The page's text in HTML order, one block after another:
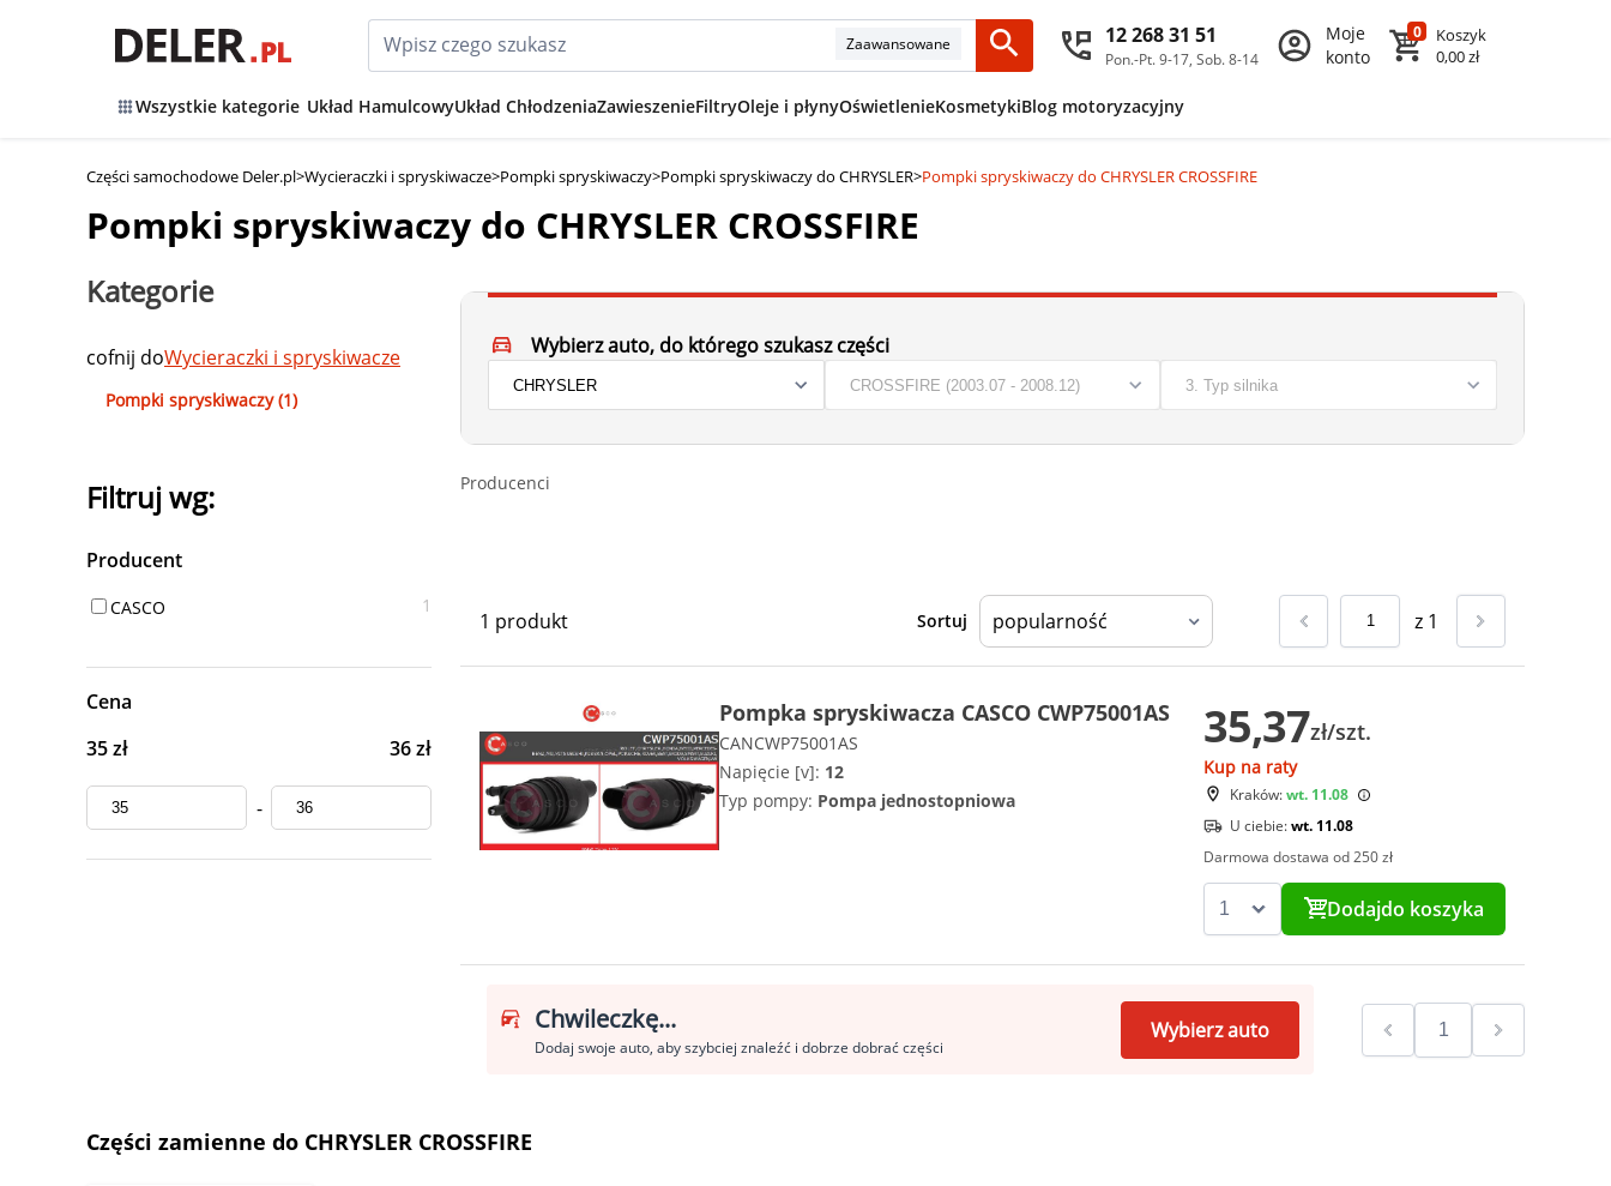
Zaawansowane 12 268 31 51
Pon.-Pt. 9-17, Sob. 8-14
Moje
konto
0
Koszyk
0,00 zł
Wszystkie kategorie Układ HamulcowyUkład ChłodzeniaZawieszenieFiltryOleje i płynyOświetlenieKosmetykiBlog motoryzacyjny
Części samochodowe Deler.pl>Wycieraczki i spryskiwacze>Pompki spryskiwaczy>Pompki spryskiwaczy do CHRYSLER>Pompki spryskiwaczy do CHRYSLER CROSSFIRE
Pompki spryskiwaczy do CHRYSLER CROSSFIRE
Kategorie
cofnij doWycieraczki i spryskiwacze
Pompki spryskiwaczy (1)
Filtruj wg:
Producent
CASCO 1
Cena
35 zł
36 zł
-
Wybierz auto, do którego szukasz części
Producenci
1 produkt Sortuj z 1
Pompka spryskiwacza CASCO CWP75001AS
CANCWP75001AS
Napięcie [v]: 12
Typ pompy: Pompa jednostopniowa
35,37zł/szt.
Kup na raty
Kraków:wt. 11.08
U ciebie:wt. 11.08
Darmowa dostawa od 250 zł
Dodajdo koszyka
Chwileczkę...
Dodaj swoje auto, aby szybciej znaleźć i dobrze dobrać części
Wybierz auto
Części zamienne do CHRYSLER CROSSFIRE